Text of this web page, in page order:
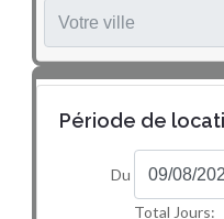
Période de
Du
Total Jours: